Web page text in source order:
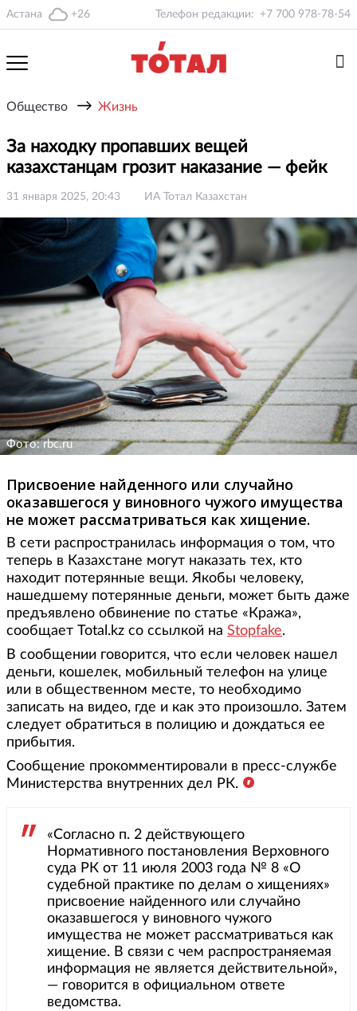
Астана +26 Телефон редакции: +7 700 978-78-54
Общество → Жизнь
За находку пропавших вещей
казахстанцам грозит наказание — фейк
31 января 2025, 20:43 ИА Тотал Казахстан
Фото: rbc.ru
Присвоение найденного или случайно
оказавшегося у виновного чужого имущества
не может рассматриваться как хищение.
В сети распространилась информация о том, что
теперь в Казахстане могут наказать тех, кто
находит потерянные вещи. Якобы человеку,
нашедшему потерянные деньги, может быть даже
предъявлено обвинение по статье «Кража»,
сообщает Total.kz со ссылкой на Stopfake.
В сообщении говорится, что если человек нашел
деньги, кошелек, мобильный телефон на улице
или в общественном месте, то необходимо
записать на видео, где и как это произошло. Затем
следует обратиться в полицию и дождаться ее
прибытия.
Сообщение прокомментировали в пресс-службе
Министерства внутренних дел РК.
«Согласно п. 2 действующего
Нормативного постановления Верховного
суда РК от 11 июля 2003 года № 8 «О
судебной практике по делам о хищениях»
присвоение найденного или случайно
оказавшегося у виновного чужого
имущества не может рассматриваться как
хищение. В связи с чем распространяемая
информация не является действительной»,
— говорится в официальном ответе
ведомства.